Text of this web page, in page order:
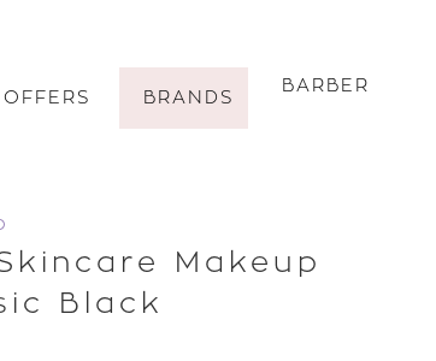
OFFERS BRANDS
BARBER
Makeup
Black